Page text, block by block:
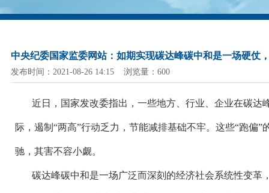
中央纪委国家监委网站：如期实现碳达峰碳中和是一场硬仗
发布时间：2021-08-26 14:15 浏览量：600
近日，国家发改委指出，一些地方、行业、企业在碳达
际，遏制 “两高”行动乏力，节能减排基础不牢。这些“跑偏
驰，其害不容小觑。
碳达峰碳中和是一场广泛而深刻的经济社会系统性变革